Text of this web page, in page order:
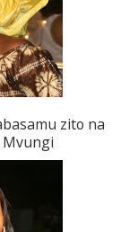
zito na
Mvungi